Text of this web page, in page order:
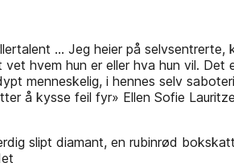
… Jeg heier på selv­sentrerte,
vet hvem hun er eller hva hun vil. Det
menneskelig, i hennes selv­
å kysse feil fyr» Ellen Sofie
slipt ­diamant, en rubinrød